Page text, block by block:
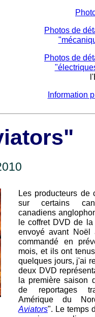
Photos de
Photos de
Information
Les producteurs de
sur certains
canadiens
le coffret DVD de
envoyé avant Noël
commandé en
mois, et ils ont
quelques jours, j'ai
deux DVD
la première saison
de reportages
Amérique du
Aviators". Le temps